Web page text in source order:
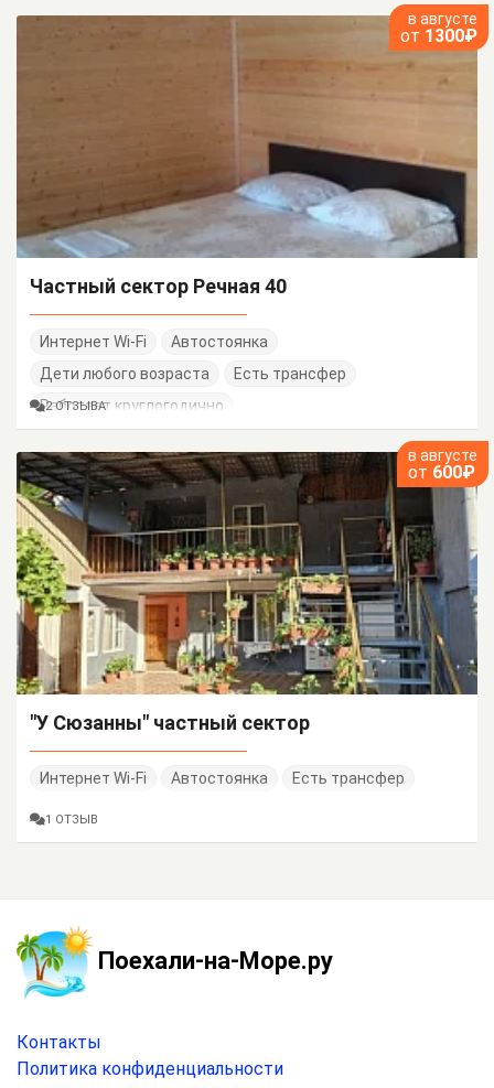
в августе
от 1300₽
Частный сектор Речная 40
Интернет Wi-Fi
Автостоянка
Дети любого возраста
Есть трансфер
Работает круглогодично
2 ОТЗЫВА
в августе
от 600₽
"У Сюзанны" частный сектор
Интернет Wi-Fi Автостоянка Есть трансфер
1 ОТЗЫВ
Поехали-на-Море.ру
Контакты
Политика конфиденциальности